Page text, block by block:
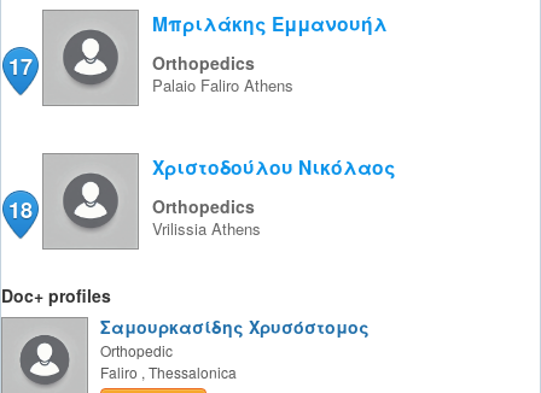
17
Μπριλάκης Εμμανουήλ
Orthopedics
Palaio Faliro Athens
18
Χριστοδούλου Νικόλαος
Orthopedics
Vrilissia Athens
Doc+ profiles
Σαμουρκασίδης Χρυσόστομος
Orthopedic
Faliro , Thessalonica